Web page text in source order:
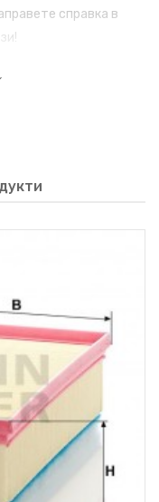
справка в